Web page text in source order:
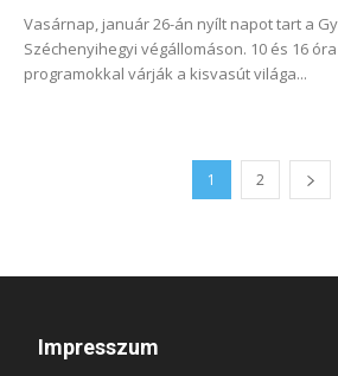
Vasárnap, január 26-án nyílt napot tart a
Széchenyihegyi végállomáson. 10 és 16
programokkal várják a kisvasút világa...
1 2
Impresszum